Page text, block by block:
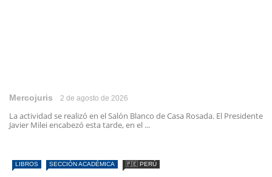
Mercojuris 2 de agosto de 2026
La actividad se realizó en el Salón Blanco de Casa Rosada. El Presidente
Javier Milei encabezó esta tarde, en el ...
LIBROS SECCIÓN ACADÉMICA 🇵🇪 PERÚ